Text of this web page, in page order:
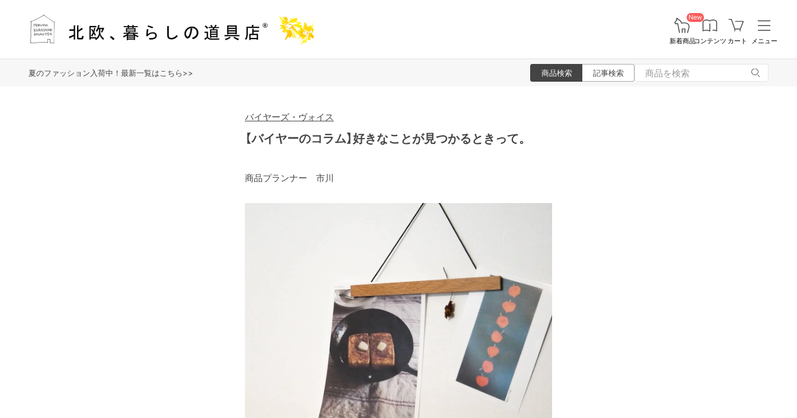
New
新着商品コンテンツ カート メニュー
夏のファッション入荷中！最新一覧はこちら>> 商品検索 記事検索
バイヤーズ・ヴォイス
【バイヤーのコラム】好きなことが見つかるときって。
商品プランナー 市川